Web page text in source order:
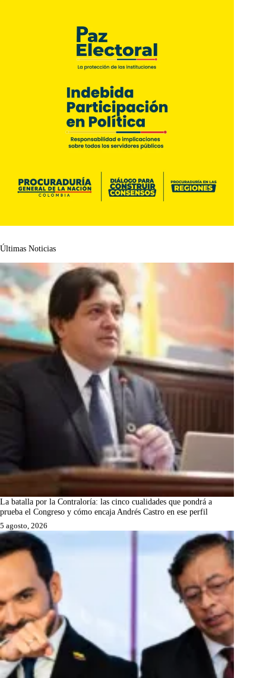
Últimas Noticias
La batalla por la Contraloría: las cinco cualidades que pondrá a
prueba el Congreso y cómo encaja Andrés Castro en ese perfil
5 agosto, 2026